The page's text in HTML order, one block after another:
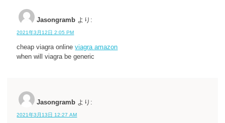
Jasongramb より:
2021年3月12日 2:05 PM
cheap viagra onlineviagra amazon
when will viagra be generic
Jasongramb より:
2021年3月13日 12:27 AM